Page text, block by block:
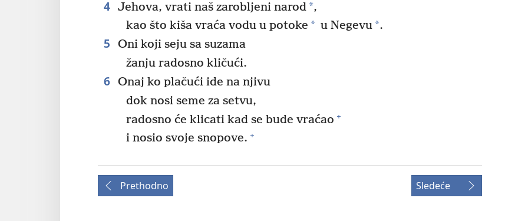
4 Jehova, vrati naš zarobljeni narod*,
kao što kiša vraća vodu u potoke * u Negevu*.
5
Oni koji seju sa suzama
žanju radosno kličući.
6 Onaj ko plačući ide na njivu
dok nosi seme za setvu,
radosno će klicati kad se bude vraćao +
i nosio svoje snopove. +
Prethodno Sledeće